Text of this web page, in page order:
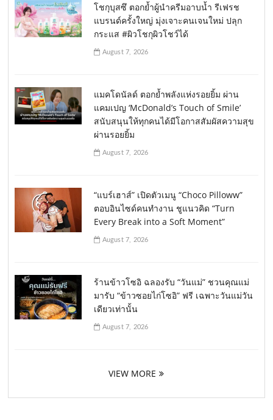
โชกุบุสซึ ตอกย้ำผู้นำครีมอาบน้ำ รีเฟรช
แบรนด์ครั้งใหญ่ มุ่งเจาะคนเจนใหม่ ปลุก
กระแส #ผิวโชกุผิวโชว์ได้
August 7, 2026
แมคโดนัลด์ ตอกย้ำพลังแห่งรอยยิ้ม ผ่าน
แคมเปญ ‘McDonald’s Touch of Smile’
สนับสนุนให้ทุกคนได้มีโอกาสสัมผัสความสุข
ผ่านรอยยิ้ม
August 7, 2026
“แบร์เฮาส์” เปิดตัวเมนู “Choco Pilloww”
ตอบอินไซด์คนทำงาน ชูแนวคิด “Turn
Every Break into a Soft Moment”
August 7, 2026
ร้านข้าวโซอิ ฉลองรับ “วันแม่” ชวนคุณแม่
มารับ “ข้าวซอยไก่โซอิ” ฟรี เฉพาะวันแม่วัน
เดียวเท่านั้น
August 7, 2026
VIEW MORE